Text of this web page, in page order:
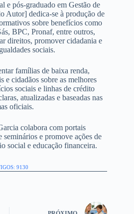
e pós-graduado em Gestão de
Autor] dedica-se à produção de
sobre benefícios como
BPC, Pronaf, entre outros,
direitos, promover cidadania e
sociais.
famílias de baixa renda,
e cidadãos sobre as melhores
sociais e linhas de crédito
atualizadas e baseadas nas
oficiais.
colabora com portais
seminários e promove ações de
social e educação financeira.
9130